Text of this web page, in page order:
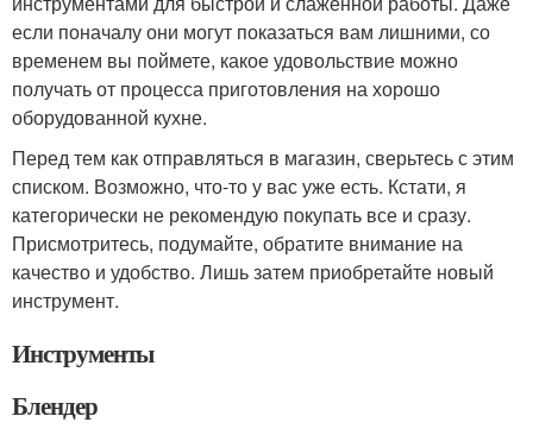
если поначалу они могут показаться вам лишними, со
временем вы поймете, какое удовольствие можно
получать от процесса приготовления на хорошо
оборудованной кухне.
Перед тем как отправляться в магазин, сверьтесь с этим
списком. Возможно, что-то у вас уже есть. Кстати, я
категорически не рекомендую покупать все и сразу.
Присмотритесь, подумайте, обратите внимание на
качество и удобство. Лишь затем приобретайте новый
инструмент.
Инструменты
Блендер